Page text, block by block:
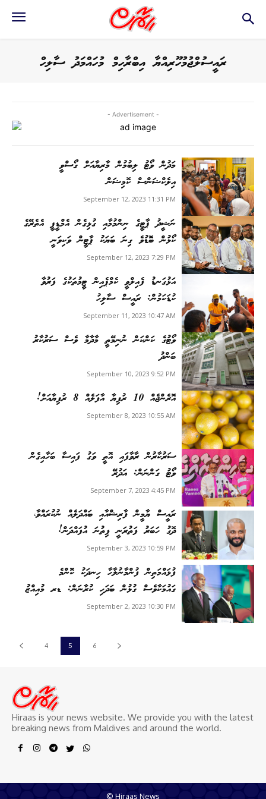
ރައީސުލްޖުމުހޫރިއްޔާ އިބްރާހިމް މުހައްމަދު ސާލިހް
- Advertisement -
މަދުން ވޯޓު ލިބުމުން މާރިޔާއަށް ގޯސްވީ
އިލެކްޝަންސް ކޮމިޝަން
September 12, 2023 11:31 PM
ނަޝީދު ޕާޓީގެ ނިންމުމާއި ގުޅިގެން އެމްޑީޕީ އެތެރޭގެ
ކޯޅުން ބޮޑުވެ ގިނަ ބަޔަކު ޕާޓީން ވަކިވަނީ
September 12, 2023 7:29 PM
އަޅުގަނޑު ފެއިލްވީ ކެމްޕެއިން ޓީމުތަކުގެ ފަރުވާ
ކުޑަކަމުން: ރައީސް ސާލިހު
September 11, 2023 10:47 AM
ވޯޓުގެ ކަންކަން ނުނިމޭތީ މާދާމާ ވެސް ސަރުކާރު
ބަންދު
September 10, 2023 9:52 PM
އޮރެންޖެއް 10 ރުފިޔާ އާފަލެއް 8 ރުފިޔާއަށް!
September 8, 2023 10:55 AM
ސަރުކާރުން ރާވާފައި އޮތީ ވަގު ފައިސާ ބަހާއިގެން
ވޯޓު ގަންނަން: އަދުރޭ
September 7, 2023 4:45 PM
ރައީސް ޔާމީން ފާރިޝްއާއި ބައްދަލެއް ނުކުރައްވާ،
ދޮގު ހަބަރު ފަތުރަނީ ފިތުނަ އުފައްދަން!
September 3, 2023 10:59 PM
ފުޅައްމަތިން ފުންމާނުލާހާ ހިނދަކު ކޮންމެ
ގައުމަކާވެސް ގުޅުން ބަދަހި ކުރާނަން: ޑރ މުއިއްޒު
September 2, 2023 10:30 PM
4 5 6
Hiraas is your news website. We provide you with the latest
breaking news from Maldives and around the world.
© Hiraas News